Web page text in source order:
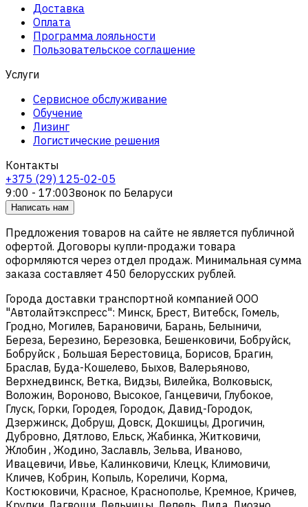
Доставка
Оплата
Программа лояльности
Пользовательское соглашение
Услуги
Сервисное обслуживание
Обучение
Лизинг
Логистические решения
Контакты
+375 (29) 125-02-05
9:00 - 17:00Звонок по Беларуси
Написать нам
Предложения товаров на сайте не является публичной
офертой. Договоры купли-продажи товара
оформляются через отдел продаж. Минимальная сумма
заказа составляет 450 белорусских рублей.
Города доставки транспортной компанией ООО
"Автолайтэкспресс": Минск, Брест, Витебск, Гомель,
Гродно, Могилев, Барановичи, Барань, Белыничи,
Береза, Березино, Березовка, Бешенковичи, Бобруйск,
Бобруйск , Большая Берестовица, Борисов, Брагин,
Браслав, Буда-Кошелево, Быхов, Валерьяново,
Верхнедвинск, Ветка, Видзы, Вилейка, Волковыск,
Воложин, Вороново, Высокое, Ганцевичи, Глубокое,
Глуск, Горки, Городея, Городок, Давид-Городок,
Дзержинск, Добруш, Довск, Докшицы, Дрогичин,
Дубровно, Дятлово, Ельск, Жабинка, Житковичи,
Жлобин , Жодино, Заславль, Зельва, Иваново,
Ивацевичи, Ивье, Калинковичи, Клецк, Климовичи,
Кличев, Кобрин, Копыль, Кореличи, Корма,
Костюковичи, Красное, Краснополье, Кремное, Кричев,